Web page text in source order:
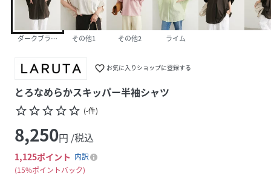
ダークブラウン その他1 その他2 ライム
favorite_border お気に入りショップに登録する
とろなめらかスキッパー半袖シャツ
star_borderstar_borderstar_borderstar_borderstar_border (-件)
8,250円 /税込
1,125ポイント 内訳
15%ポイントバック